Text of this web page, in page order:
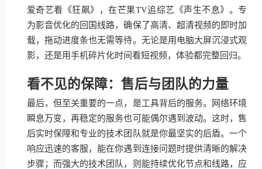
爱奇艺看《狂飙》，在芒果TV追综艺《声生不息》。专
为影音优化的回国线路，确保了高清、超清视频的即时加
载，拖动进度条也无需等待。无论是用电脑大屏沉浸式观
影，还是用手机碎片化时间看短视频，体验都完整回归。
看不见的保障：售后与团队的力量
最后，但至关重要的一点，是工具背后的服务。网络环境
瞬息万变，再稳定的服务也可能偶尔遇到波动。这时，售
后实时保障和专业的技术团队就是你最坚实的后盾。一个
响应迅速的客服，能在你遇到连接问题时提供清晰的解决
步骤；而强大的技术团队，则能持续优化节点和线路，应